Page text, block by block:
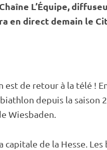
L’Équipe,
en direct demain le
de retour à la télé !
depuis la saison
Wiesbaden.
capitale de la Hesse.